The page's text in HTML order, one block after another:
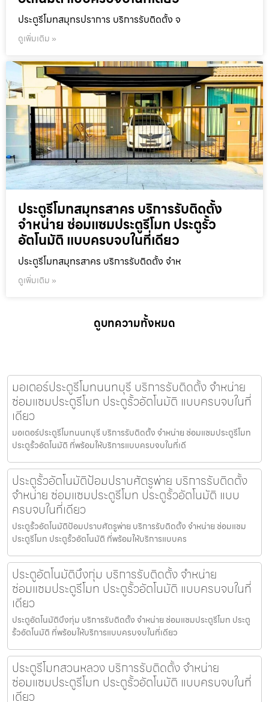
ประตูรีโมทสมุทรปราการ บริการรับติดตั้ง จ
ดูเพิ่มเติม »
ประตูรีโมทสมุทรสาคร บริการรับติดตั้ง
จำหน่าย ซ่อมแซมประตูรีโมท ประตูรั้ว
อัตโนมัติ แบบครบจบในที่เดียว
ประตูรีโมทสมุทรสาคร บริการรับติดตั้ง จำห
ดูเพิ่มเติม »
ดูบทความทั้งหมด
มอเตอร์ประตูรีโมทนนทบุรี บริการรับติดตั้ง จำหน่าย
ซ่อมแซมประตูรีโมท ประตูรั้วอัตโนมัติ แบบครบจบในที่
เดียว
มอเตอร์ประตูรีโมทนนทบุรี บริการรับติดตั้ง จำหน่าย ซ่อมแซมประตูรีโมท
ประตูรั้วอัตโนมัติ ที่พร้อมให้บริการแบบครบจบในที่เดี
ประตูรั้วอัตโนมัติป้อมปราบศัตรูพ่าย บริการรับติดตั้ง
จำหน่าย ซ่อมแซมประตูรีโมท ประตูรั้วอัตโนมัติ แบบ
ครบจบในที่เดียว
ประตูรั้วอัตโนมัติป้อมปราบศัตรูพ่าย บริการรับติดตั้ง จำหน่าย ซ่อมแซม
ประตูรีโมท ประตูรั้วอัตโนมัติ ที่พร้อมให้บริการแบบคร
ประตูอัตโนมัติบึงกุ่ม บริการรับติดตั้ง จำหน่าย
ซ่อมแซมประตูรีโมท ประตูรั้วอัตโนมัติ แบบครบจบในที่
เดียว
ประตูอัตโนมัติบึงกุ่ม บริการรับติดตั้ง จำหน่าย ซ่อมแซมประตูรีโมท ประตู
รั้วอัตโนมัติ ที่พร้อมให้บริการแบบครบจบในที่เดียว
ประตูรีโมทสวนหลวง บริการรับติดตั้ง จำหน่าย
ซ่อมแซมประตูรีโมท ประตูรั้วอัตโนมัติ แบบครบจบในที่
เดียว